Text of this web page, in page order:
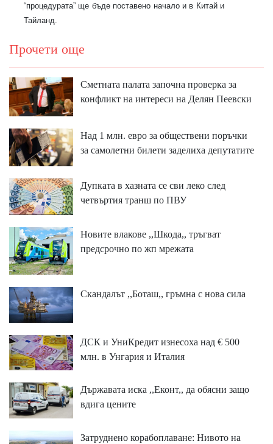
“процедурата” ще бъде поставено начало и в Китай и
Тайланд.
Прочети още
Сметната палата започна проверка за
конфликт на интереси на Делян Пеевски
Над 1 млн. евро за обществени поръчки
за самолетни билети заделиха депутатите
Дупката в хазната се сви леко след
четвъртия транш по ПВУ
Новите влакове ,,Шкода,, тръгват
предсрочно по жп мрежата
Скандалът ,,Боташ,, гръмна с нова сила
ДСК и УниКредит изнесоха над € 500
млн. в Унгария и Италия
Държавата иска ,,Еконт,, да обясни защо
вдига цените
Затруднено корабоплаване: Нивото на